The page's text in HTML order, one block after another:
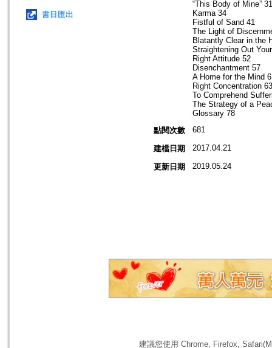
書目匯出
“This Body of Mine” 31
Karma 34
Fistful of Sand 41
The Light of
Blatantly Clear in the
Straightening Out
Right Attitude 52
Disenchantment 57
A Home for the Mind
Right Concentration 63
To Comprehend
The Strategy of a
Glossary 78
點閱次數
681
建檔日期 2017.04.21
更新日期 2019.05.24
建議您使用 Chrome, Firefox,